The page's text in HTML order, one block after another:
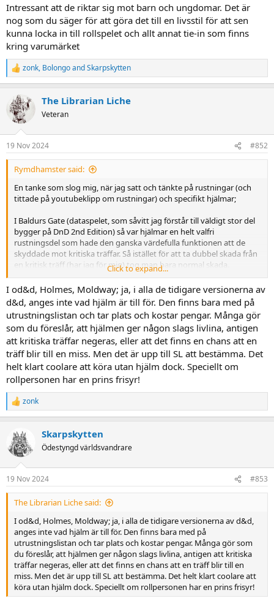
Intressant att de riktar sig mot barn och ungdomar. Det är
nog som du säger för att göra det till en livsstil för att sen
kunna locka in till rollspelet och allt annat tie-in som finns
kring varumärket
R
e
c
t
s
:
zonk, BolongoandSkarpskytten
The Librarian Liche
Veteran
19 Nov 2024 #852
Rymdhamster said:
En tanke som slog mig, när jag satt och tänkte på rustningar (och
tittade på youtubeklipp om rustningar) och specifikt hjälmar;
I Baldurs Gate (dataspelet, som såvitt jag förstår till väldigt stor del
bygger på DnD 2nd Edition) så var hjälmar en helt valfri
rustningsdel som hade den ganska värdefulla funktionen att de
skyddade mot kritiska träffar. Så istället för att ta dubbel skada från
en kritisk träff (har jag för mig) tog man bara normal skada.
Det här tyckte jag var väldans coolt. Det innebär att vem som helst
borde vilja ha en hjälm på sig, oavsett vad de har för rustning i
övrigt (vilket känns realistiskt), men det gör också att hjälmen i är
helt valfri. Du kan ha tung rustning utan hjälm om du vill, om du vill
ha den där riktiga filmlooken.
Det jag grunnade på var om det här är något dataspelet hittade på,
eller om det var så det funkade i rollspelsreglerna också? Om det
var det senare, har DnD haft andra sätt att ge hjälmar en effekt på
som är skiljd från resten av rustningen?
Jag har alltid varit väldigt förtjust i den här egenheten, även om jag
själv först kom i kontakt med den via Warhammer FRP. Det får
festdagarna att kännas väldigt speciella när de på sätt och vis är
helt skilda från den vanliga tidräkningen.
Click to expand...
I od&d, Holmes, Moldway; ja, i alla de tidigare versionerna av
d&d, anges inte vad hjälm är till för. Den finns bara med på
utrustningslistan och tar plats och kostar pengar. Många gör
som du föreslår, att hjälmen ger någon slags livlina, antigen
att kritiska träffar negeras, eller att det finns en chans att en
träff blir till en miss. Men det är upp till SL att bestämma. Det
helt klart coolare att köra utan hjälm dock. Speciellt om
rollpersonen har en prins frisyr!
R
e
c
t
i
s
:
zonk
Skarpskytten
Ödestyngd världsvandrare
19 Nov 2024 #853
The Librarian Liche said:
I od&d, Holmes, Moldway; ja, i alla de tidigare versionerna av d&d,
anges inte vad hjälm är till för. Den finns bara med på
utrustningslistan och tar plats och kostar pengar. Många gör som
du föreslår, att hjälmen ger någon slags livlina, antigen att kritiska
träffar negeras, eller att det finns en chans att en träff blir till en
miss. Men det är upp till SL att bestämma. Det helt klart coolare att
köra utan hjälm dock. Speciellt om rollpersonen har en prins frisyr!